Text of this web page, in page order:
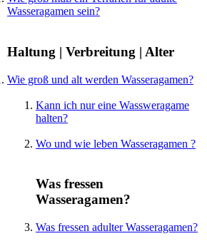
Wasseragamen sein?
Haltung | Verbreitung | Alter
Wie groß und alt werden Wasseragamen?
Kann ich nur eine Wassweragame
halten?
Wo und wie leben Wasseragamen ?
Was fressen
Wasseragamen?
Was fressen adulter Wasseragamen?